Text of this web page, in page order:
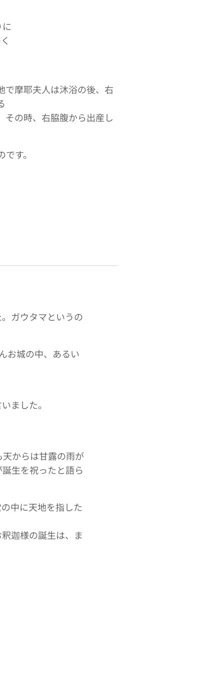
で摩耶夫人は沐浴の後、右
その時、右脇腹から出産し
す。
ガウタマというの
お城の中、あるい
ました。
からは甘露の雨が
生を祝ったと語ら
中に天地を指した
迦様の誕生は、ま